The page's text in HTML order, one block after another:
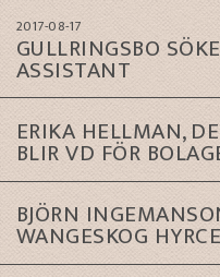
2017-08-17
GULLRINGSBO
ASSISTANT
ERIKA HELLMAN,
BLIR VD FÖR
BJÖRN
WANGESKOG